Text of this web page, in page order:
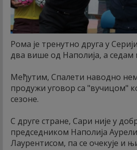
Рома је тренутно друга у
два више од Наполија, а седам
Међутим, Спалети наводно
продужи уговор са "вучицом"
сезоне.
С друге стране, Сари није у
председником Наполија
Лаурентисом, па се очекује и